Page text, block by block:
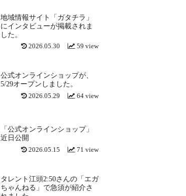
地域情報サイト「ガタチラ」
にインタビューが掲載されま
した。
59 view
2026.05.30
公式オンラインショップが、
5/29オープンしました。
64 view
2026.05.29
「公式オンラインショップ」
近日公開
71 view
2026.05.15
タレント江頭2:50さんの「エガ
ちゃんねる」で急須が紹介さ